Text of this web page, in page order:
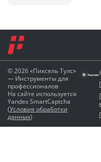
© 2026 «Пиксель Тулс»
— Инструменты для
профессионалов
На сайте используется
Yandex SmartCaptcha
(Условия обработки
данных)